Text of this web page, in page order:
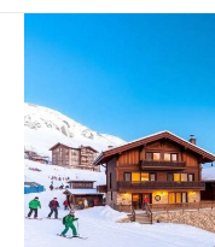
e
c
h
e